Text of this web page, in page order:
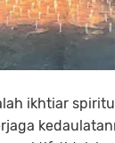
ikhtiar